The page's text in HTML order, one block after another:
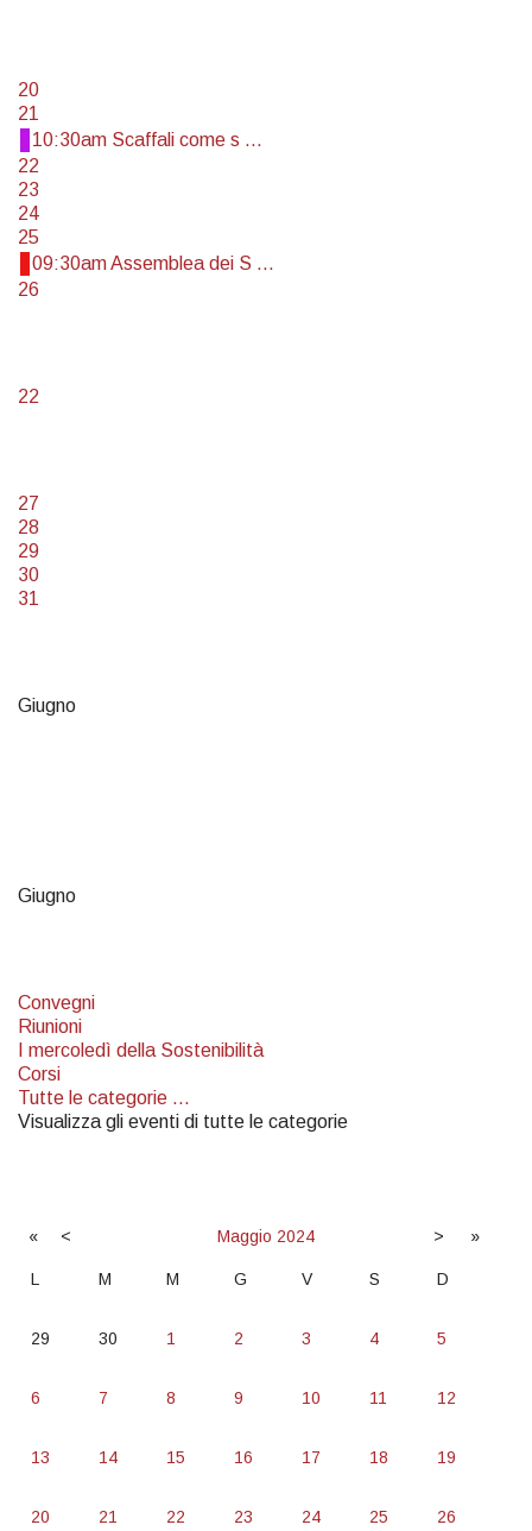
20
21
10:30am Scaffali come s ...
22
23
24
25
09:30am Assemblea dei S ...
26
22
27
28
29
30
31
Giugno
Giugno
Convegni
Riunioni
I mercoledì della Sostenibilità
Corsi
Tutte le categorie ...
Visualizza gli eventi di tutte le categorie
« < Maggio 2024 > »
L M M G V S D
29 30 1 2 3 4 5
6 7 8 9 10 11 12
13 14 15 16 17 18 19
20 21 22 23 24 25 26